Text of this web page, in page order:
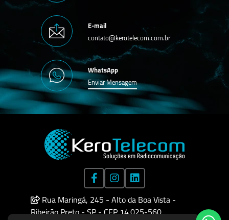
E-mail
contato@kerotelecom.com.br
WhatsApp
Enviar Mensagem
Rua Maringá, 245 - Alto da Boa Vista -
Ribeirão Preto - SP - CEP 14.025-560